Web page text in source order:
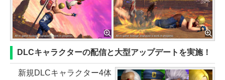
DLCキャラクターの配信と大型アップデートを実施！
新規DLCキャラクター4体